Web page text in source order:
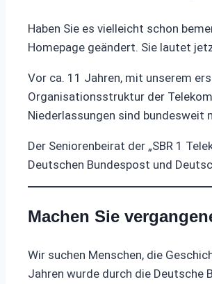
Haben Sie es vielleicht schon
Homepage geändert. Sie lautet
Vor ca. 11 Jahren, mit unserem
Organisationsstruktur der
Niederlassungen sind
Der Seniorenbeirat der „SBR 1
Deutschen Bundespost und
Machen Sie
Wir suchen Menschen, die
Jahren wurde durch die Deutsche